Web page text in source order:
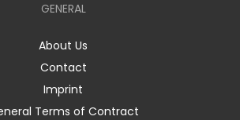
GENERAL
About Us
Contact
Imprint
Terms of Contract